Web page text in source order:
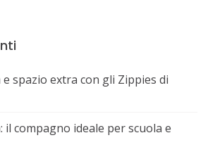
spazio extra con gli Zippies di
il compagno ideale per scuola e